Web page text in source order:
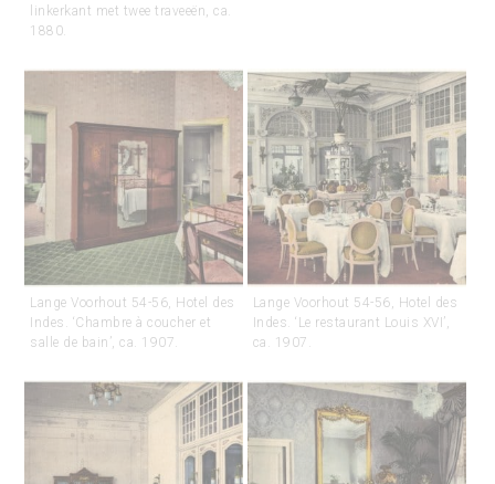
linkerkant met twee traveeën, ca.
1880.
Lange Voorhout 54-56, Hotel des
Indes. ‘Chambre à coucher et
salle de bain’, ca. 1907.
Lange Voorhout 54-56, Hotel des
Indes. ‘Le restaurant Louis XVI’,
ca. 1907.